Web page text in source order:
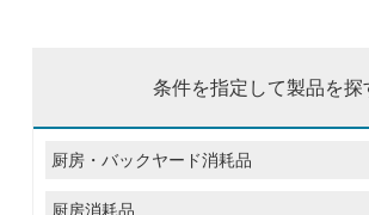
条件を指定して製品を探